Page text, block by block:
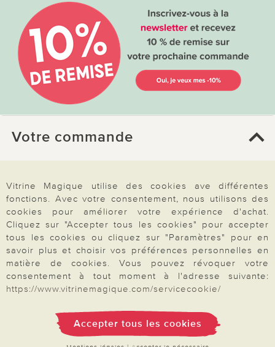
Votre commande
Mon compte
Inscription Newsletter
Demande de catalogue
Données personnelles
Droit de rétractation
Rétractation
Vitrine Magique utilise des cookies ave différentes
fonctions. Avec votre consentement, nous utilisons des
cookies pour améliorer votre expérience d'achat.
Cliquez sur "Accepter tous les cookies" pour accepter
tous les cookies ou cliquez sur "Paramètres" pour en
savoir plus et choisir vos préférences personnelles en
matière de cookies. Vous pouvez révoquer votre
consentement à tout moment à l'adresse suivante:
https://www.vitrinemagique.com/servicecookie/
Accepter tous les cookies